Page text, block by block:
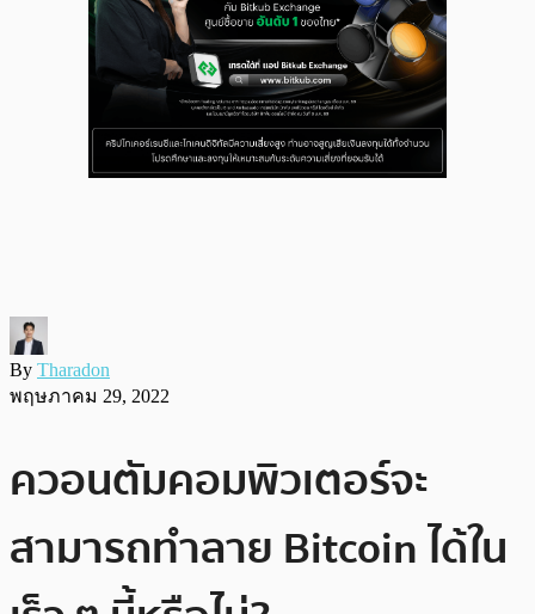
By Tharadon
พฤษภาคม 29, 2022
ควอนตัมคอมพิวเตอร์จะ
สามารถทำลาย Bitcoin ได้ใน